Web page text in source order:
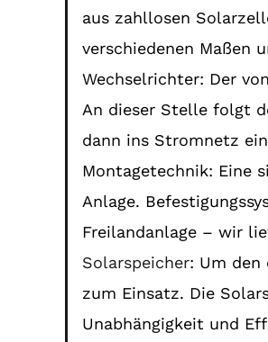
aus zahllosen
verschiedenen Maßen
Wechselrichter: Der
An dieser Stelle folgt
dann ins Stromnetz
Montagetechnik: Eine
Anlage.
Freilandanlage – wir
Solarspeicher: Um den
zum Einsatz. Die
Unabhängigkeit und